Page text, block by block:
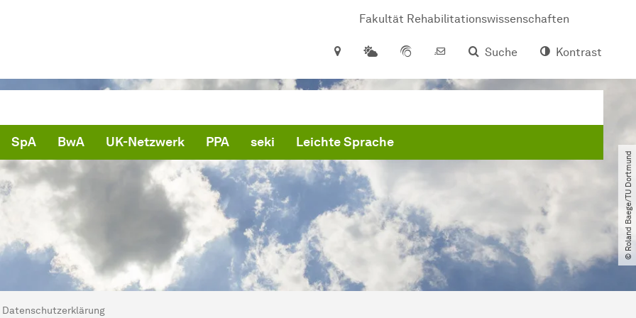
Fakultät Rehabilitationswissenschaften
Suche
Kontrast
SpA BwA UK-Netzwerk PPA seki Leichte Sprache
© Roland Baege​/​TU Dortmund
hier:
Datenschutzerklärung